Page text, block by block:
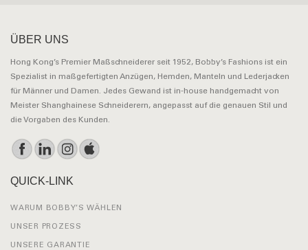
ÜBER UNS
Hong Kong’s Premier Maßschneiderer seit 1952, Bobby’s Fashions ist ein
Spezialist in maßgefertigten Anzügen, Hemden, Manteln und Lederjacken
für Männer und Damen. Jedes Gewand ist in-house handgemacht von
Meister Shanghainese Schneiderern, angepasst auf die genauen Stil und
die Vorgaben des Kunden.
QUICK-LINK
WARUM BOBBY’S WÄHLEN
UNSER PROZESS
UNSERE GARANTIE